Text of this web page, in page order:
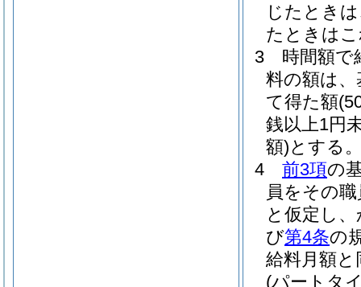
じたとき
たときは
3
時間額で
料の額は
て得た額
銭以上1円
額)とする
4
前3項の
員をその
と仮定し
び第4条の
給料月額
(パートタ